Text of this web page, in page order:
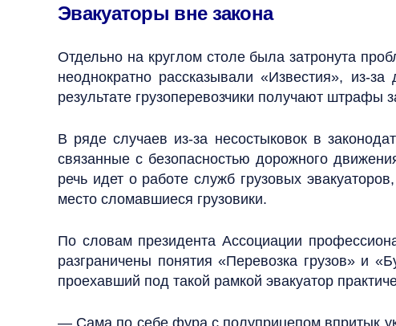
Эвакуаторы вне закона
Отдельно на круглом столе была затронута
неоднократно рассказывали «Известия», из-
результате грузоперевозчики получают штрафы
В ряде случаев из-за несостыковок в
связанные с безопасностью дорожного
речь идет о работе служб грузовых
место сломавшиеся грузовики.
По словам президента Ассоциации
разграничены понятия «Перевозка грузов» и
проехавший под такой рамкой эвакуатор
— Сама по себе фура с полуприцепом впритык